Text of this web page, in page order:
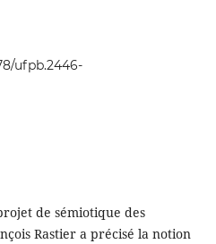
ufpb.2446-
de sémiotique des
Rastier a précisé la notion